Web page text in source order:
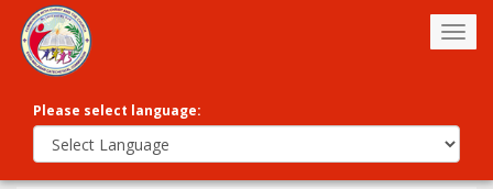
Please select language: